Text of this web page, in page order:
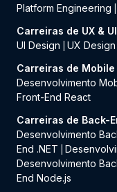
Platform Engineering
Carreiras de UX & UI
UI Design
UX Design
Carreiras de Mobile
Desenvolvimento
Front-End React
Carreiras de Back-
Desenvolvimento
End .NET
Desenvolvimento
End Node.js